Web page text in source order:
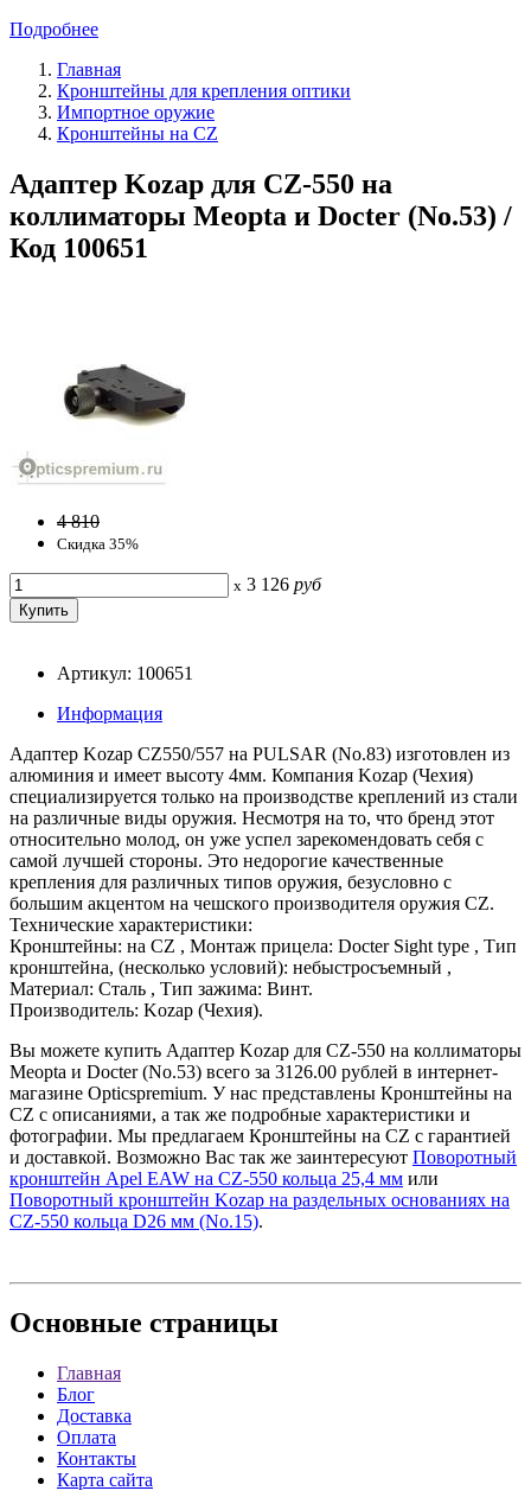
Подробнее
Главная
Кронштейны для крепления оптики
Импортное оружие
Кронштейны на CZ
Адаптер Kozap для CZ-550 на
коллиматоры Meopta и Docter (No.53) /
Код 100651
4 810
Скидка 35%
x 3 126 руб
Артикул: 100651
Информация
Адаптер Kozap CZ550/557 на PULSAR (No.83) изготовлен из
алюминия и имеет высоту 4мм. Компания Kozap (Чехия)
специализируется только на производстве креплений из стали
на различные виды оружия. Несмотря на то, что бренд этот
относительно молод, он уже успел зарекомендовать себя с
самой лучшей стороны. Это недорогие качественные
крепления для различных типов оружия, безусловно с
большим акцентом на чешского производителя оружия CZ.
Технические характеристики:
Кронштейны: на CZ , Монтаж прицела: Docter Sight type , Тип
кронштейна, (несколько условий): небыстросъемный ,
Материал: Сталь , Тип зажима: Винт.
Производитель: Kozap (Чехия).
Вы можете купить Адаптер Kozap для CZ-550 на коллиматоры
Meopta и Docter (No.53) всего за 3126.00 рублей в интернет-
магазине Opticspremium. У нас представлены Кронштейны на
CZ с описаниями, а так же подробные характеристики и
фотографии. Мы предлагаем Кронштейны на CZ с гарантией
и доставкой. Возможно Вас так же заинтересуют Поворотный
кронштейн Apel EAW на CZ-550 кольца 25,4 мм или
Поворотный кронштейн Kozap на раздельных основаниях на
CZ-550 кольца D26 мм (No.15).
Основные страницы
Главная
Блог
Доставка
Оплата
Контакты
Карта сайта